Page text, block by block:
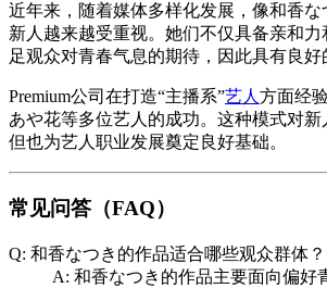
近年来，随着媒体多样化发展，像和香な
新人越来越受重视。她们不仅具备亲和
足观众对青春气息的期待，因此具有良好
Premium公司在打造“主播系”艺人 方面经
あや花等多位艺人的成功。这种模式对新
但也为艺人职业发展奠定良好基础。
常见问答（FAQ）
Q: 和香なつき的作品适合哪些观众群体？
A: 和香なつき的作品主要面向偏好